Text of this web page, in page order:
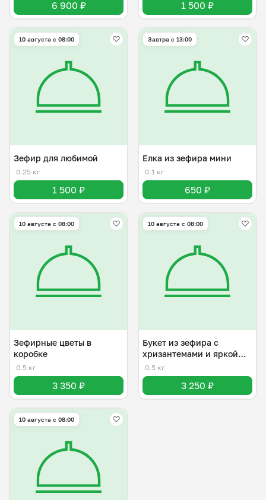
6 900 ₽ 1 500 ₽
10 августа с 08:00
Зефир для любимой
0.25 кг
1 500 ₽
Завтра c 13:00
Елка из зефира мини
0.1 кг
650 ₽
10 августа с 08:00
Зефирные цветы в
коробке
0.5 кг
3 350 ₽
10 августа с 08:00
Букет из зефира с
хризантемами и яркой
розой
0.5 кг
3 250 ₽
10 августа с 08:00